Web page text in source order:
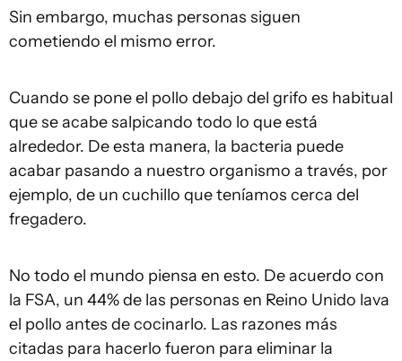
Sin embargo, muchas personas siguen
cometiendo el mismo error.
Cuando se pone el pollo debajo del grifo es habitual
que se acabe salpicando todo lo que está
alrededor. De esta manera, la bacteria puede
acabar pasando a nuestro organismo a través, por
ejemplo, de un cuchillo que teníamos cerca del
fregadero.
No todo el mundo piensa en esto. De acuerdo con
la FSA, un 44% de las personas en Reino Unido lava
el pollo antes de cocinarlo. Las razones más
citadas para hacerlo fueron para eliminar la